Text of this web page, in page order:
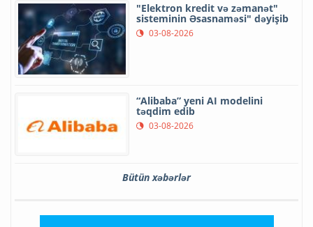
"Elektron kredit və zəmanət"
sisteminin Əsasnaməsi" dəyişib
03-08-2026
“Alibaba” yeni AI modelini
təqdim edib
03-08-2026
Bütün xəbərlər